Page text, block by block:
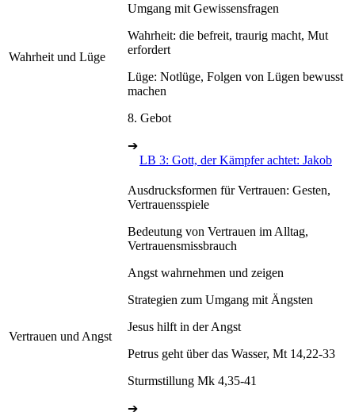
Wahrheit und Lüge
Umgang mit Gewissensfragen
Wahrheit: die befreit, traurig macht, Mut
erfordert
Lüge: Notlüge, Folgen von Lügen bewusst
machen
8. Gebot
➔
LB 3: Gott, der Kämpfer achtet: Jakob
Vertrauen und Angst
Ausdrucksformen für Vertrauen: Gesten,
Vertrauensspiele
Bedeutung von Vertrauen im Alltag,
Vertrauensmissbrauch
Angst wahrnehmen und zeigen
Strategien zum Umgang mit Ängsten
Jesus hilft in der Angst
Petrus geht über das Wasser, Mt 14,22-33
Sturmstillung Mk 4,35-41
➔